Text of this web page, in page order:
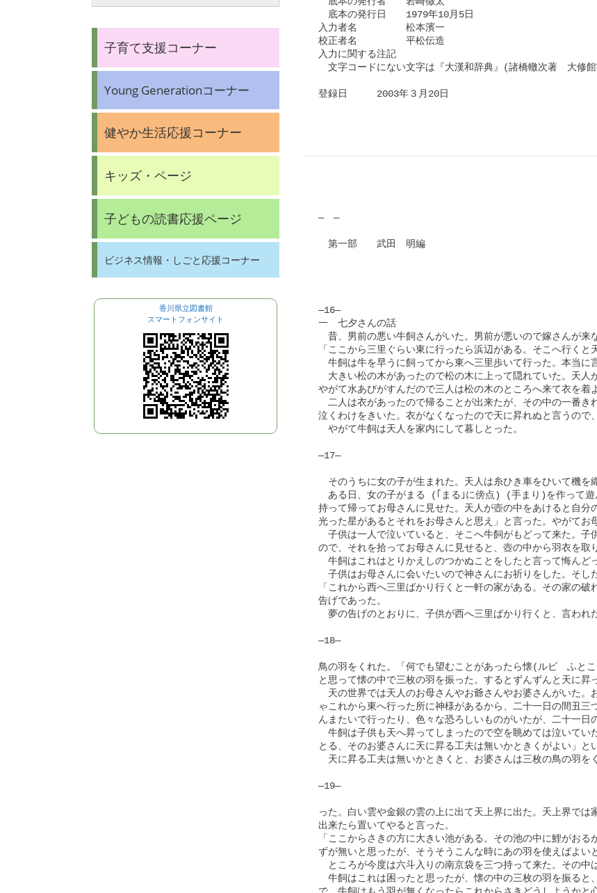
底本の発行日　　1979年10月5日
入力者名　　　　　松本濱一
校正者名　　　　　平松伝造
入力に関する注記
文字コードにない文字は『大漢和辞典』(諸橋轍次著　大修館
登録日　　　2003年３月20日
子育て支援コーナー
Young Generationコーナー
健やか生活応援コーナー
キッズ・ページ
子どもの読書応援ページ
ビジネス情報・しごと応援コーナー
香川県立図書館
スマートフォンサイト